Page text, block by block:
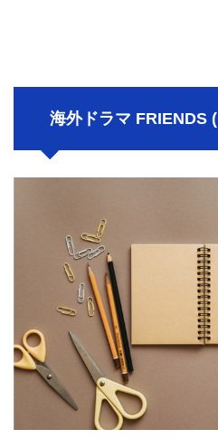
海外ドラマ FRIENDS (